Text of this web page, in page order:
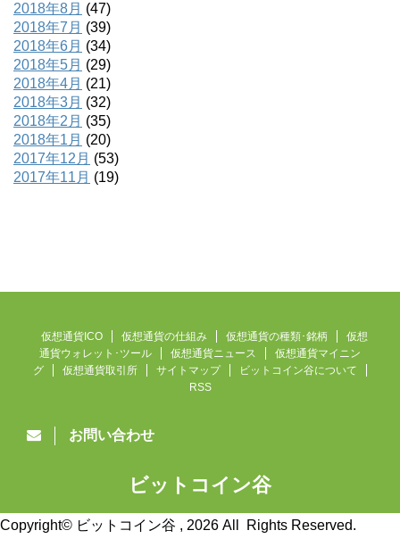
2018年8月 (47)
2018年7月 (39)
2018年6月 (34)
2018年5月 (29)
2018年4月 (21)
2018年3月 (32)
2018年2月 (35)
2018年1月 (20)
2017年12月 (53)
2017年11月 (19)
仮想通貨ICO 仮想通貨の仕組み 仮想通貨の種類･銘柄
仮想
通貨ウォレット･ツール
仮想通貨ニュース
仮想通貨マイニン
グ
仮想通貨取引所 サイトマップ
ビットコイン谷について
RSS
お問い合わせ
ビットコイン谷
仮想通貨ニュース速報
Copyright© ビットコイン谷 , 2026 All Rights Reserved.